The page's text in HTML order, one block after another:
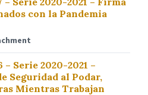
con la Pandemia
Serie 2020-2021 –
Seguridad al Podar,
Mientras Trabajan